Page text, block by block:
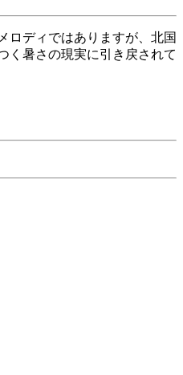
ロディではありますが、北国
く暑さの現実に引き戻されて